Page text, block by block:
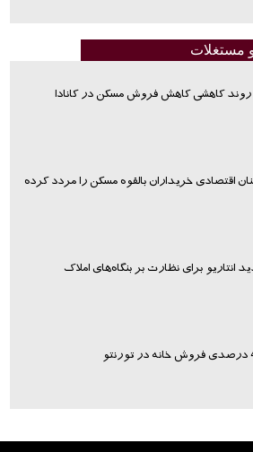
مستغلات
کاهشی کاهش فروش مسکن در کانادا
اقتصادی خریداران بالقوه مسکن را مردد کرده
انتاریو برای نظارت بر بنگاه‌های املاک